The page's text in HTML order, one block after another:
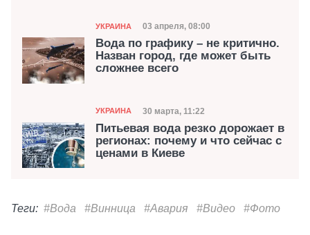
Категория
УКРАИНА Дата публикации
03 апреля, 08:00
Вода по графику – не критично.
Назван город, где может быть
сложнее всего
Категория
УКРАИНА Дата публикации
30 марта, 11:22
Питьевая вода резко дорожает в
регионах: почему и что сейчас с
ценами в Киеве
Теги: #Вода #Винница #Авария #Видео #Фото